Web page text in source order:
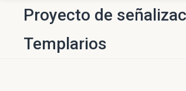
Proyecto de
Templarios